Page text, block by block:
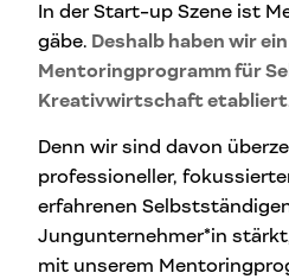
In der Start-up Szene ist
gäbe. Deshalb haben wir
Mentoringprogramm für
Kreativwirtschaft etabliert
Denn wir sind davon
professioneller,
erfahrenen
Jungunternehmer*in
mit unserem